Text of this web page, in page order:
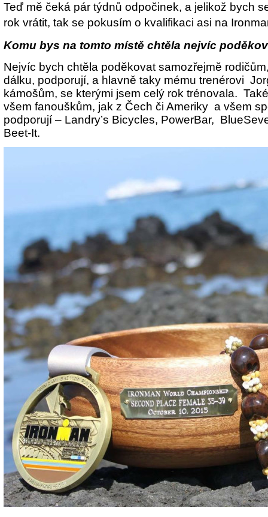
Teď mě čeká pár týdnů odpočinek, a jelikož bych
rok vrátit, tak se pokusím o kvalifikaci asi na
Komu bys na tomto místě chtěla nejvíc
Nejvíc bych chtěla poděkovat samozřejmě
dálku, podporují, a hlavně taky mému trenérovi
kámošům, se kterými jsem celý rok trénovala.
všem fanouškům, jak z Čech či Ameriky a všem
podporují – Landry’s Bicycles, PowerBar,
Beet-It.